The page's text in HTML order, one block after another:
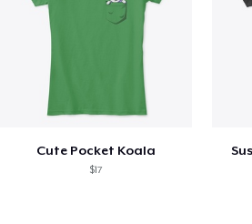
Cute Pocket Koala
$17